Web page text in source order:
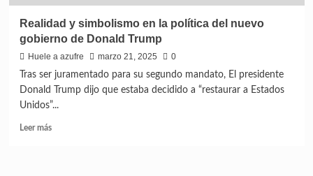
Realidad y simbolismo en la política del nuevo
gobierno de Donald Trump
Huele a azufre marzo 21, 2025
0
Tras ser juramentado para su segundo mandato, El presidente
Donald Trump dijo que estaba decidido a “restaurar a Estados
Unidos”...
Leer más